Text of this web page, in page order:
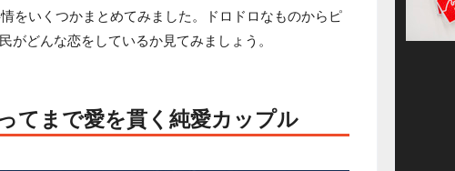
をいくつかまとめてみました。ドロドロなものからピ
がどんな恋をしているか見てみましょう。
てまで愛を貫く純愛カップル